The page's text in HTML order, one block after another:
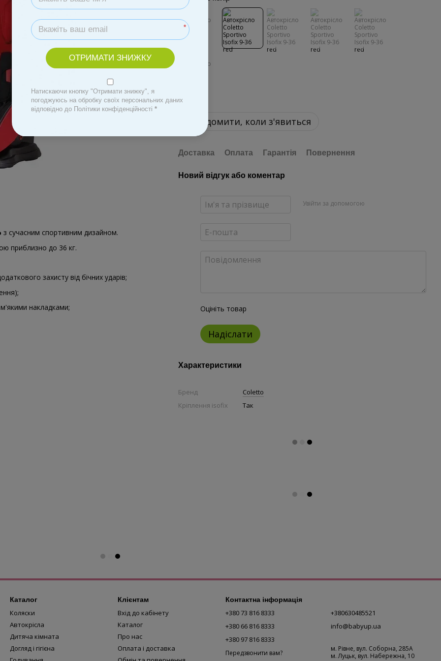
з сучасним спортивним дизайном.
приблизно до 36 кг.
захисту від бічних ударів;
м'якими накладками;
Повідомити, коли з'явиться
Доставка Оплата Гарантія Повернення
Новий відгук або коментар
Увійти за допомогою
Оцініть товар
Надіслати
Характеристики
Бренд
Coletto
Кріплення isofix
Так
Каталог
Коляски
Автокрісла
Дитяча кімната
Догляд і гігієна
Клієнтам
Вхід до кабінету
Каталог
Про нас
Оплата і доставка
Контактна інформація
+380 73 816 8333
+380 66 816 8333
+380 97 816 8333
Передзвонити вам?
+380630485521
info@babyup.ua
м. Рівне, вул. Соборна, 285А
м. Луцьк, вул. Набережна, 10
*
ОТРИМАТИ ЗНИЖКУ
Натискаючи кнопку "Отримати знижку", я
погоджуюсь на обробку своїх персональних даних
відповідно до Політики конфіденційності *